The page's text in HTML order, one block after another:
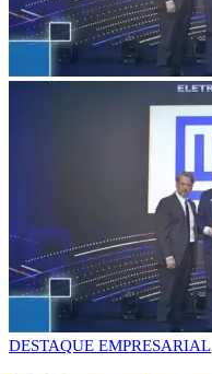
DESTAQUE EMPRESARIAL